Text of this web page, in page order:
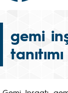
gemi
tanıtımı